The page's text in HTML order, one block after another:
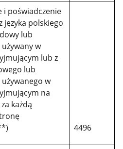
i poświadczenie
języka polskiego
lub
w
lub z
lub
w
na
każdą
4496